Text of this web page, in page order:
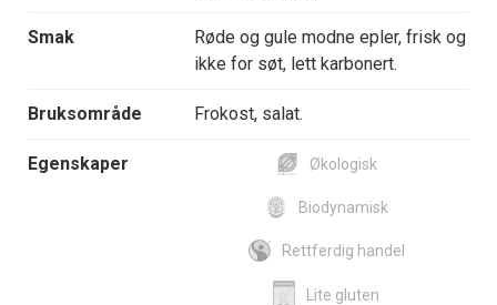
Smak
Røde og gule modne epler, frisk og
ikke for søt, lett karbonert.
Bruksområde Frokost, salat.
Egenskaper Økologisk
Biodynamisk
Rettferdig handel
Lite gluten